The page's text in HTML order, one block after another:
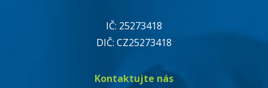
IČ: 25273418
DIČ: CZ25273418
Kontaktujte nás